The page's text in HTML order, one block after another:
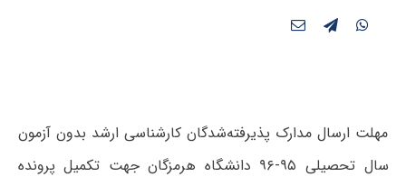
مهلت ارسال مدارک پذیرفته‌شدگان کارشناسی ارشد بدون آزمون
سال تحصیلی ۹۵-۹۶ دانشگاه هرمزگان جهت تکمیل پرونده